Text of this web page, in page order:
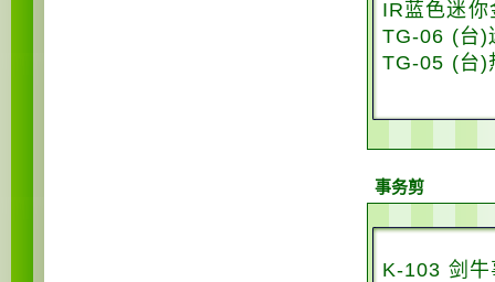
IR蓝色迷你
TG-06 (台)
TG-05 (台)
事务剪
K-103 剑牛